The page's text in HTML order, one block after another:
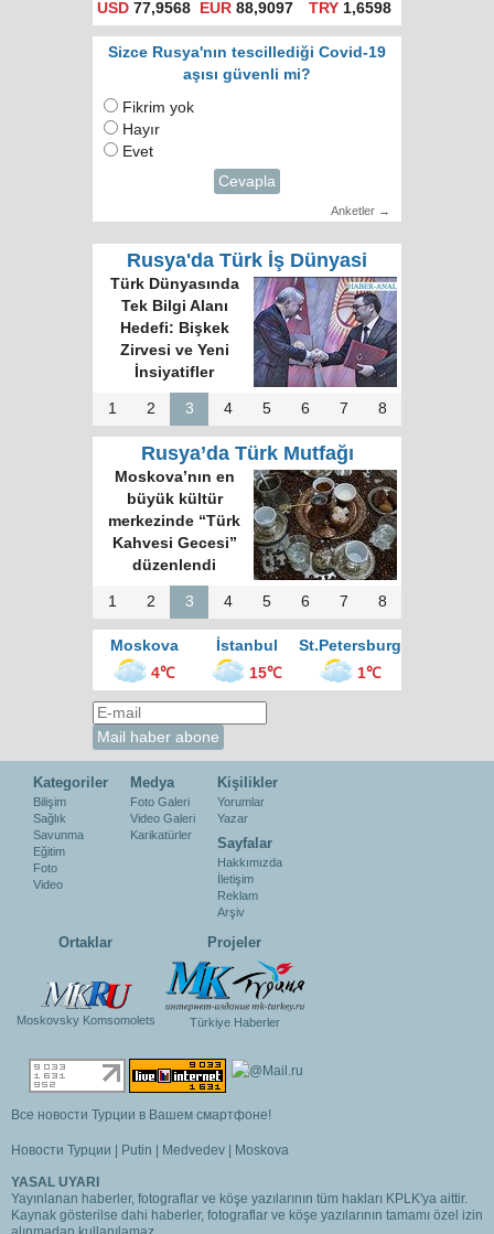
USD 77,9568 EUR 88,9097 TRY1,6598
Sizce Rusya'nın tescillediği Covid-19
aşısı güvenli mi?
Fikrim yok
Hayır
Evet
Cevapla
Anketler →
Rusya'da Türk İş Dünyasi
Türk Dünyasında
Tek Bilgi Alanı
Hedefi: Bişkek
Zirvesi ve Yeni
İnsiyatifler
1 2 3 4 5 6 7 8
Rusya’da Türk Mutfağı
Moskova’nın en
büyük kültür
merkezinde “Türk
Kahvesi Gecesi”
düzenlendi
1 2 3 4 5 6 7 8
Moskova İstanbul
St.Petersburg
4℃
15℃ 1℃
Kategoriler
Bilişim
Sağlık
Savunma
Eğitim
Foto
Video
Medya
Foto Galeri
Video Galeri
Karikatürler
Kişilikler
Yorumlar
Yazar
Sayfalar
Hakkımızda
İletişim
Reklam
Arşiv
Ortaklar
Moskovsky Komsomolets
Projeler
Türkiye Haberler
Все новости Турции в Вашем смартфоне!
Новости Турции Putin Medvedev Moskova
YASAL UYARI
Yayınlanan haberler, fotograflar ve köşe yazılarının tüm hakları KPLK'ya aittir.
Kaynak gösterilse dahi haberler, fotograflar ve köşe yazılarının tamamı özel izin